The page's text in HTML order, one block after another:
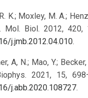
K.; Moxley, M. A.;
Mol. Biol. 2012, 420,
j.jmb.2012.04.010.
A, N.; Mao, Y.; Becker,
2021, 15,
j.abb.2020.108727.